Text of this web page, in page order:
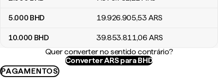
5.000 BHD 19.926.905,53 ARS
10.000 BHD 39.853.811,06 ARS
Quer converter no sentido contrário?
Converter ARS para BHD
PAGAMENTOS